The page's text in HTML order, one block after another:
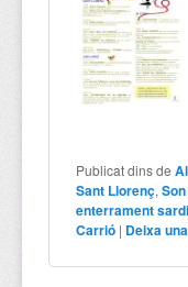
Publicat dins de
Sant Llorenç,
enterrament
Carrió | Deixa